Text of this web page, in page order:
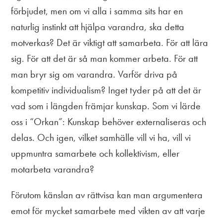
förbjudet, men om vi alla i samma sits har en
naturlig instinkt att hjälpa varandra, ska detta
motverkas? Det är viktigt att samarbeta. För att lära
sig. För att det är så man kommer arbeta. För att
man bryr sig om varandra. Varför driva på
kompetitiv individualism? Inget tyder på att det är
vad som i längden främjar kunskap. Som vi lärde
oss i “Orkan”: Kunskap behöver externaliseras och
delas. Och igen, vilket samhälle vill vi ha, vill vi
uppmuntra samarbete och kollektivism, eller
motarbeta varandra?
Förutom känslan av rättvisa kan man argumentera
emot för mycket samarbete med vikten av att varje